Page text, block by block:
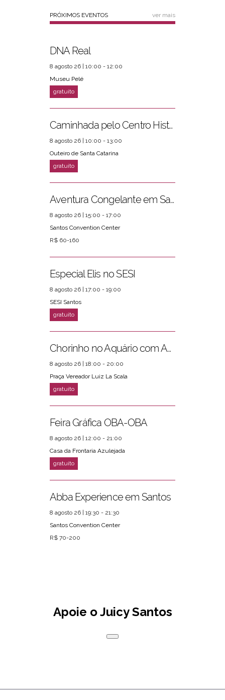
PRÓXIMOS EVENTOS ver mais
DNA Real
8 agosto 26 | 10:00 - 12:00
Museu Pelé
Caminhada pelo Centro Histórico
8 agosto 26 | 10:00 - 13:00
Outeiro de Santa Catarina
Aventura Congelante em Santos
8 agosto 26 | 15:00 - 17:00
Santos Convention Center
R$ 60-160
Especial Elis no SESI
8 agosto 26 | 17:00 - 19:00
SESI Santos
Chorinho no Aquário com Amigos da Música e Mari Torres
8 agosto 26 | 18:00 - 20:00
Praça Vereador Luiz La Scala
Feira Gráfica OBA-OBA
8 agosto 26 | 12:00 - 21:00
Casa da Frontaria Azulejada
Abba Experience em Santos
8 agosto 26 | 19:30 - 21:30
Santos Convention Center
R$ 70-200
Apoie o Juicy Santos